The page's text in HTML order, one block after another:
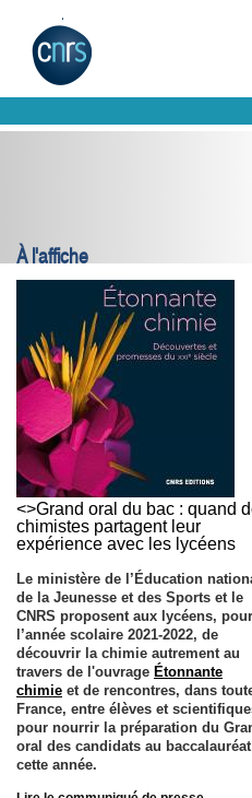
À l'affiche
<>Grand oral du bac : quand
chimistes partagent leur
expérience avec les lycéens
Le ministère de l’Éducation
de la Jeunesse et des Sports et le
CNRS proposent aux lycéens, pour
l’année scolaire 2021-2022, de
découvrir la chimie autrement au
travers de l'ouvrage Étonnante
chimie et de rencontres, dans
France, entre élèves et
pour nourrir la préparation du
oral des candidats au
cette année.